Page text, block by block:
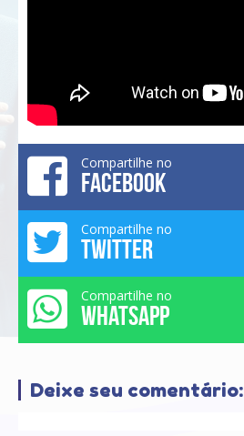
Compartilhe no
FACEBOOK
Compartilhe no
TWITTER
Compartilhe no
WHATSAPP
Deixe seu comentário: